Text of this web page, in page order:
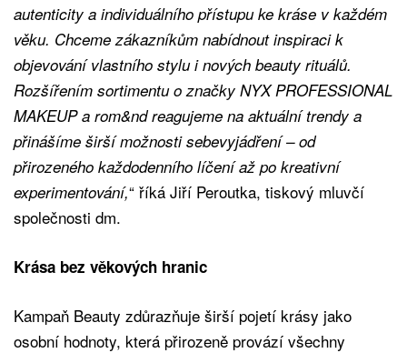
autenticity a individuálního přístupu ke kráse v každém
věku. Chceme zákazníkům nabídnout inspiraci k
objevování vlastního stylu i nových beauty rituálů.
Rozšířením sortimentu o značky NYX PROFESSIONAL
MAKEUP a rom&nd reagujeme na aktuální trendy a
přinášíme širší možnosti sebevyjádření – od
přirozeného každodenního líčení až po kreativní
experimentování,“ říká Jiří Peroutka, tiskový mluvčí
společnosti dm.
Krása bez věkových hranic
Kampaň Beauty zdůrazňuje širší pojetí krásy jako
osobní hodnoty, která přirozeně provází všechny